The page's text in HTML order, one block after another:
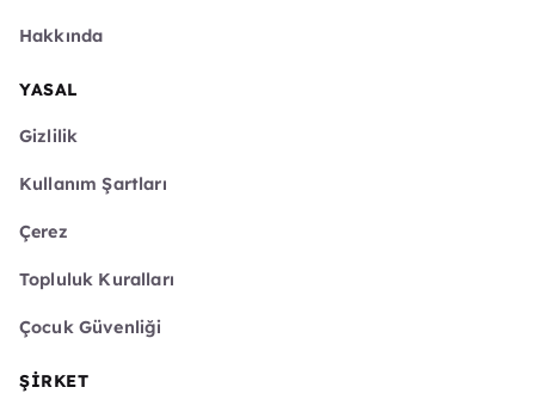
Hakkında
YASAL
Gizlilik
Kullanım Şartları
Çerez
Topluluk Kuralları
Çocuk Güvenliği
ŞIRKET